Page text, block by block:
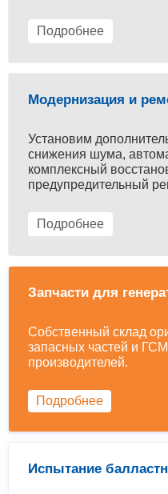
Подробнее
Модернизация и
Установим
снижения шума,
комплексный
предупредительный
Подробнее
Запчасти для
Собственный склад
запасных частей и
производителей.
Подробнее
Испытание